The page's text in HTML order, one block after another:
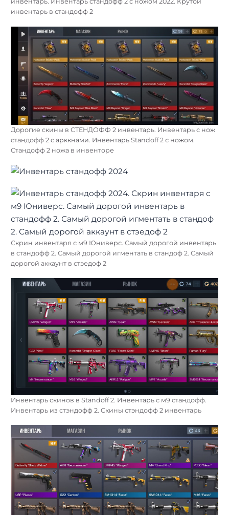
инвентарь в стандофф 2
Дорогие скины в СТЕНДОФФ 2 инвентарь. Инвентарь с нож
стандофф 2 с арккнами. Инвентарь Standoff 2 с ножом.
Стандофф 2 ножа в инвенторе
Скрин инвентаря с м9 Юниверс. Самый дорогой инвентарь
в стандофф 2. Самый дорогой игментать в стандоф 2. Самый
дорогой аккаунт в стэедоф 2
Инвентарь скинов в Standoff 2. Инвентарь с м9 стандофф.
Инвентарь из стэндофф 2. Скины стэндофф 2 инвентарь